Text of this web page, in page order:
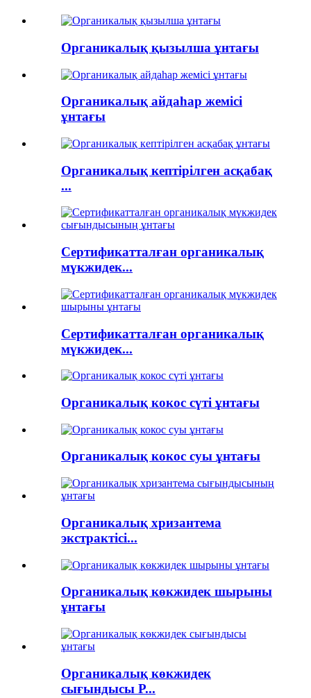
Органикалық қызылша ұнтағы
Органикалық айдаһар жемісі
ұнтағы
Органикалық кептірілген асқабақ
...
Сертификатталған органикалық
мүкжидек...
Сертификатталған органикалық
мүкжидек...
Органикалық кокос сүті ұнтағы
Органикалық кокос суы ұнтағы
Органикалық хризантема
экстрактісі...
Органикалық көкжидек шырыны
ұнтағы
Органикалық көкжидек
сығындысы P...